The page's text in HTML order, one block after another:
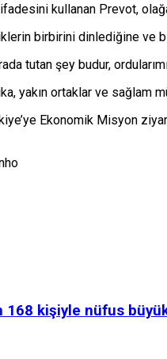
kullanan Prevot,
birbirini dinlediğine ve
tutan şey budur,
yakın ortaklar ve
Ekonomik Misyon
kişiyle nüfus